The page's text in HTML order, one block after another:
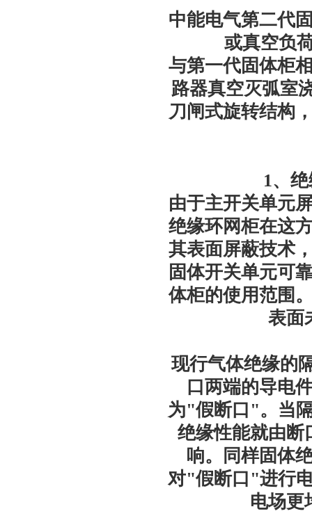
中能电气第二代
或真空负
与第一代固体柜
路器真空灭弧室
刀闸式旋转结构
1、
由于主开关单元
绝缘环网柜在这
其表面屏蔽技术
固体开关单元可
体柜的使用范围
表面
现行气体绝缘的
口两端的导电
为"假断口"。当
绝缘性能就由断
响。同样固体
对"假断口"进行
电场更